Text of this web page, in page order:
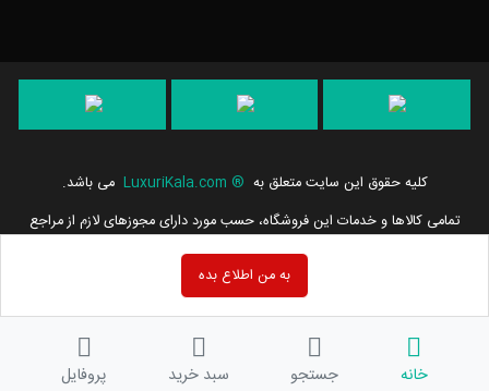
به من اطلاع بده
کلیه حقوق این سایت متعلق به ®
LuxuriKala.com می باشد.
تمامی كالاها و خدمات این فروشگاه، حسب مورد دارای مجوزهای لازم از مراجع
مربوطه می باشند و فعالیت های این سایت تابع قوانین و مقررات جمهوری
خانه جستجو سبد خرید پروفایل